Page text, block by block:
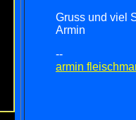
Gruss und viel
Armin
--
armin